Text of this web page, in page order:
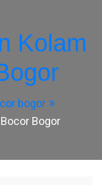
Kolam
bogor
Bogor